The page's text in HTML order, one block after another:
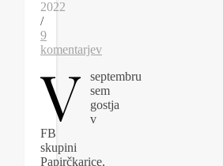
2022
/
9
komentarjev
V
septembru
sem
gostja
v
FB
skupini
Papirčkarice,